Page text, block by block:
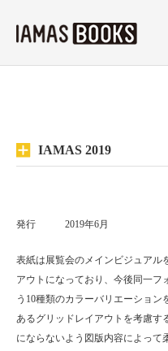
IAMAS 2019
発行 2019年6月
表紙は展覧会のメインビジュアル
アウトになっており、今後同一フ
う10種類のカラーバリエーション
あるグリッドレイアウトを考慮す
にならないよう図版内容によって